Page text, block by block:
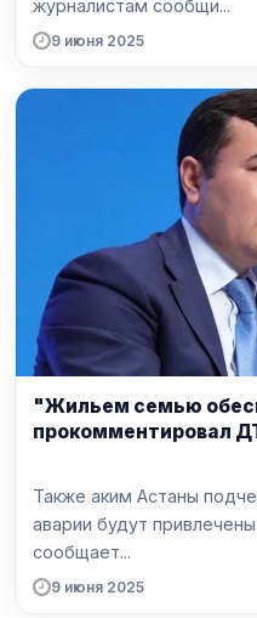
журналистам сообщи...
9 июня 2025
"Жильем семью
прокомментировал
Также аким Астаны
аварии будут
сообщает...
9 июня 2025